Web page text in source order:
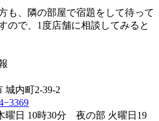
も、隣の部屋で宿題をして待って
ので、1度店舗に相談してみると
城内町2-39-2
曜日 10時30分 夜の部 火曜日19